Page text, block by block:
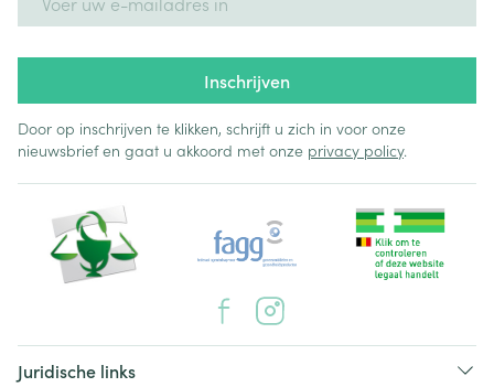
Inschrijven
Door op inschrijven te klikken, schrijft u zich in voor onze
nieuwsbrief en gaat u akkoord met onze privacy policy.
Juridische links